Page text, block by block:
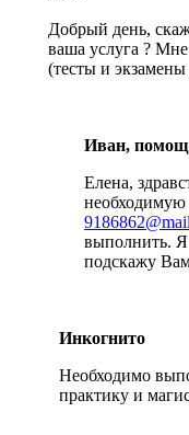
Добрый день,
ваша услуга ?
(тесты и
Иван,
Елена,
выполнить.
подскажу
Инкогнито
Необходимо
практику и